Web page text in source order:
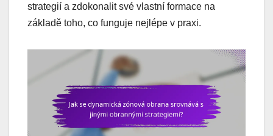
strategií a zdokonalit své vlastní formace na
základě toho, co funguje nejlépe v praxi.